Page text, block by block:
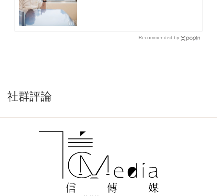
Recommended by
社群評論